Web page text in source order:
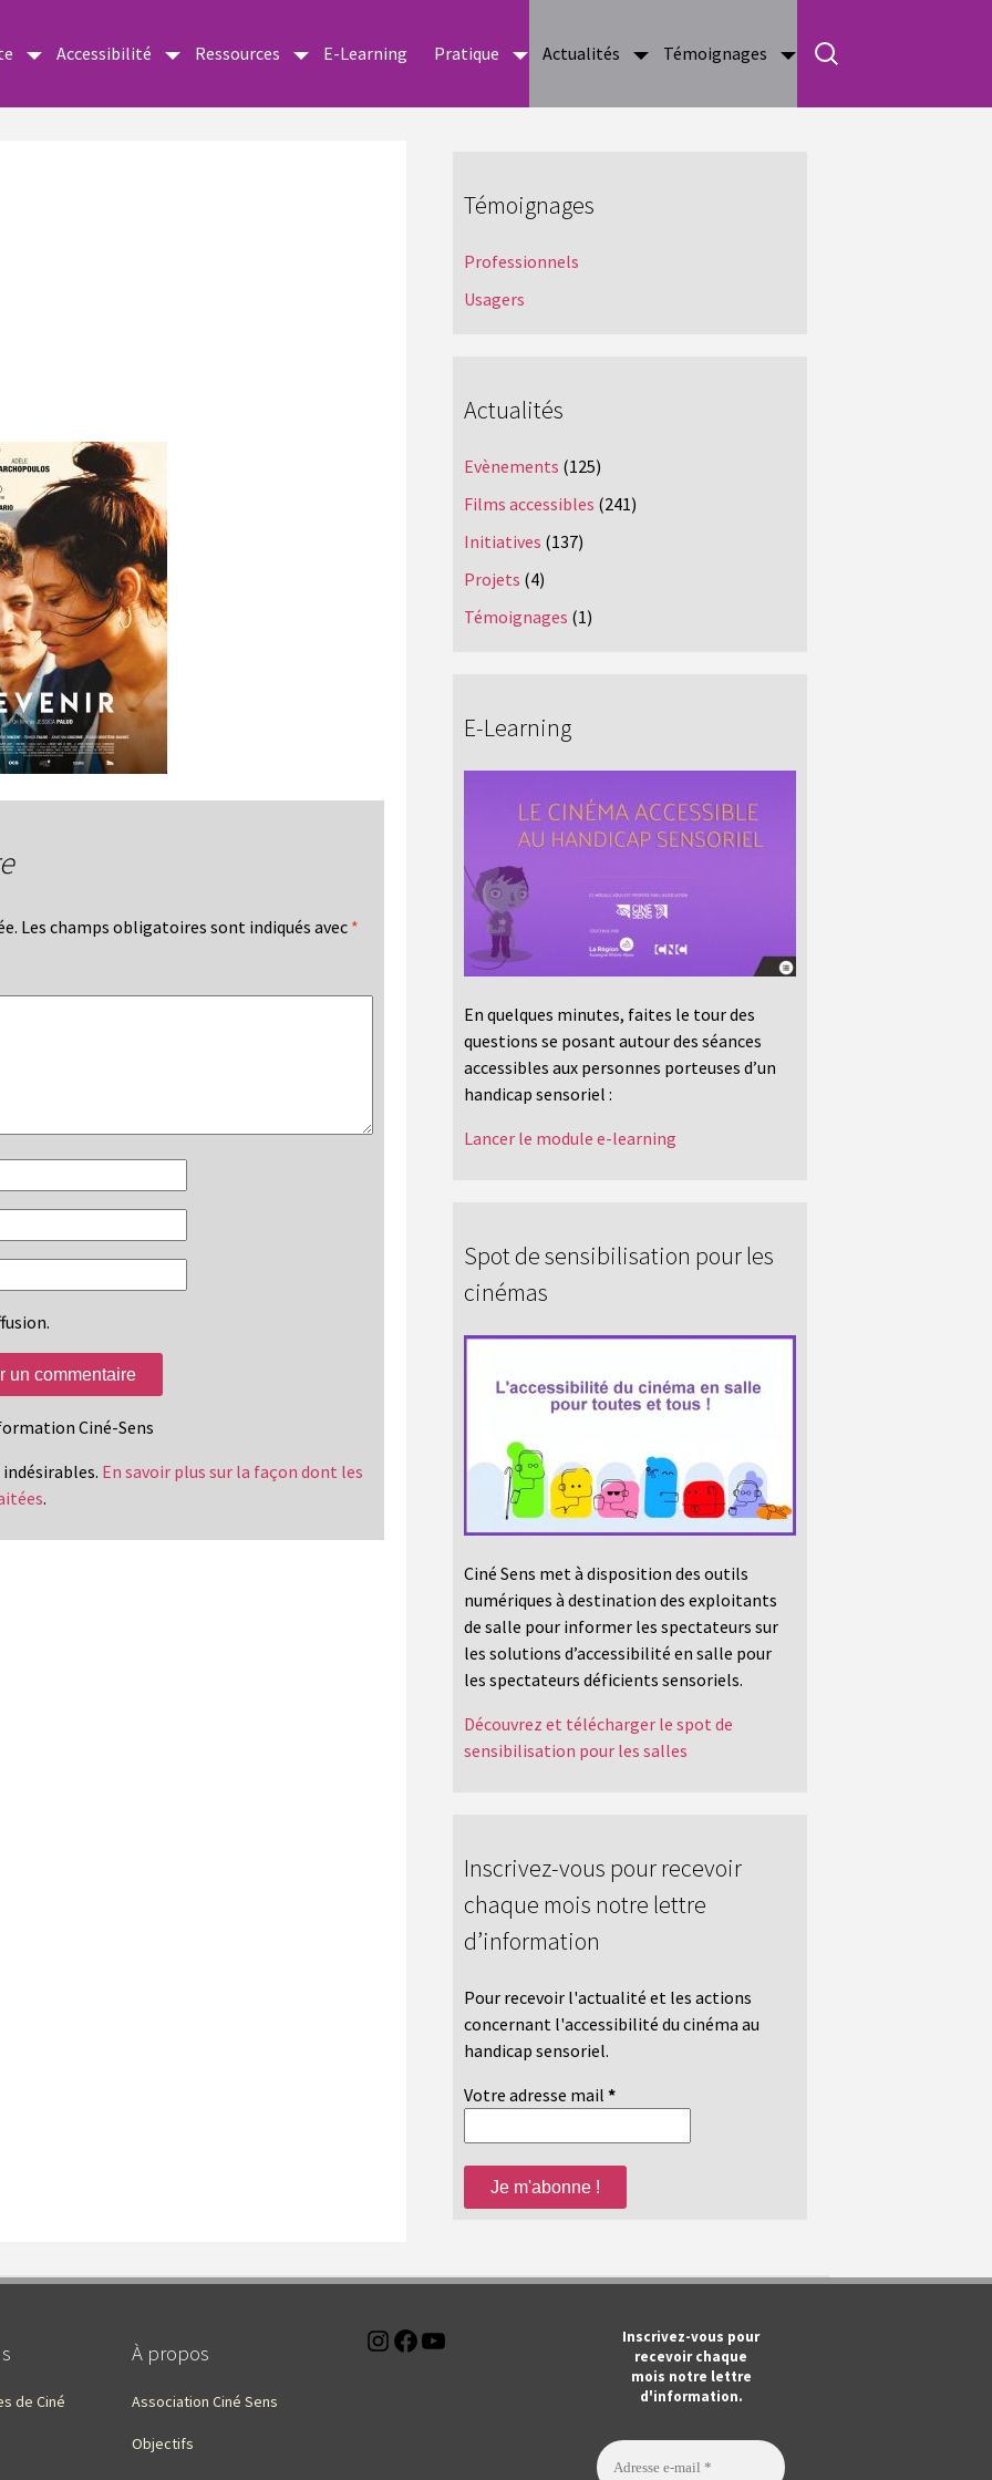
Accessibilité Ressources E-Learning Pratique Actualités Témoignages
Les champs obligatoires sont indiqués avec *
Ciné-Sens
En savoir plus sur la façon dont les
.
Témoignages
Professionnels
Usagers
Actualités
Evènements (125)
Films accessibles (241)
Initiatives (137)
Projets (4)
Témoignages (1)
E-Learning
En quelques minutes, faites le tour des
questions se posant autour des séances
accessibles aux personnes porteuses d’un
handicap sensoriel :
Lancer le module e-learning
Spot de sensibilisation pour les
cinémas
Ciné Sens met à disposition des outils
numériques à destination des exploitants
de salle pour informer les spectateurs sur
les solutions d’accessibilité en salle pour
les spectateurs déficients sensoriels.
Découvrez et télécharger le spot de
sensibilisation pour les salles
Inscrivez-vous pour recevoir
chaque mois notre lettre
d’information
Pour recevoir l'actualité et les actions
concernant l'accessibilité du cinéma au
handicap sensoriel.
Votre adresse mail *
de Ciné
À propos
Association Ciné Sens
Objectifs
Instagram
Facebook
Inscrivez-vous pour
recevoir chaque
mois notre lettre
d'information.